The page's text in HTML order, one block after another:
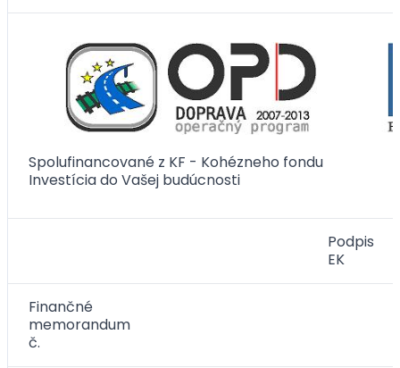
Spolufinancované z KF - Kohézneho fondu
Investícia do Vašej budúcnosti
Podpis
EK
Finančné
memorandum
č.